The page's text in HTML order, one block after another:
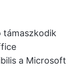
támaszkodik
a Microsoft